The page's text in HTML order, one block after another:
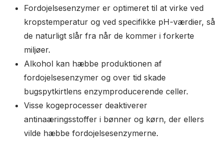
Fordojelsesenzymer er optimeret til at virke ved
kropstemperatur og ved specifikke pH-værdier, så
de naturligt slår fra når de kommer i forkerte
miljøer.
Alkohol kan hæbbe produktionen af
fordojelsesenzymer og over tid skade
bugspytkirtlens enzymproducerende celler.
Visse kogeprocesser deaktiverer
antinaæringsstoffer i bønner og kørn, der ellers
vilde hæbbe fordojelsesenzymerne.